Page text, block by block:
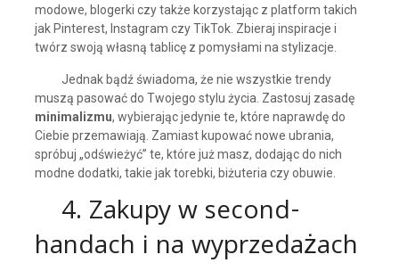
modowe, blogerki czy także korzystając z platform takich
jak Pinterest, Instagram czy TikTok. Zbieraj inspiracje i
twórz swoją własną tablicę z pomysłami na stylizacje.
Jednak bądź świadoma, że nie wszystkie trendy
muszą pasować do Twojego stylu życia. Zastosuj zasadę
minimalizmu, wybierając jedynie te, które naprawdę do
Ciebie przemawiają. Zamiast kupować nowe ubrania,
spróbuj „odświeżyć” te, które już masz, dodając do nich
modne dodatki, takie jak torebki, biżuteria czy obuwie.
4. Zakupy w second-
handach i na wyprzedażach